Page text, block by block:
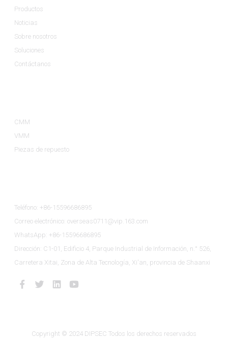
Productos
Noticias
Sobre nosotros
Soluciones
Contáctanos
CMM
VMM
Piezas de repuesto
Teléfono: +86-15596686895
Correo electrónico: overseas0711@vip.163.com
WhatsApp: +86-15596686895
Dirección: C1-01, Edificio 4, Parque Industrial de Información, n.° 526,
Carretera Xitai, Zona de Alta Tecnología, Xi'an, provincia de Shaanxi
Copyright © 2024 DIPSEC Todos los derechos reservados